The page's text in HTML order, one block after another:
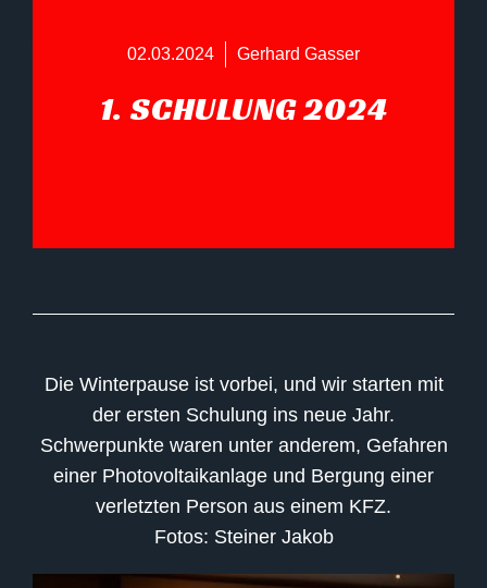
02.03.2024 Gerhard Gasser
1. SCHULUNG 2024
Die Winterpause ist vorbei, und wir starten mit
der ersten Schulung ins neue Jahr.
Schwerpunkte waren unter anderem, Gefahren
einer Photovoltaikanlage und Bergung einer
verletzten Person aus einem KFZ.
Fotos: Steiner Jakob